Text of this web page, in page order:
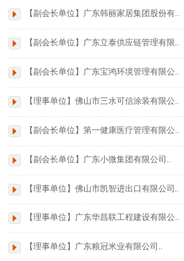
【副会长单位】广东韩丽家居集团股份有..
【副会长单位】广东立泰供应链管理有限..
【副会长单位】广东宝鸿环境管理有限公..
【理事单位】佛山市三水可信涂装有限公..
【副会长单位】第一健康医疗管理有限公..
【副会长单位】广东小微集团有限公司..
【理事单位】佛山市凯智进出口有限公司..
【理事单位】广东华昌联工程建设有限公..
【理事单位】广东粮冠米业有限公司..